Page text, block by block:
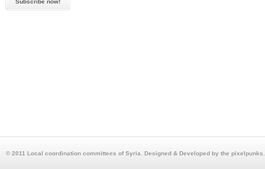
© 2011 Local coordination committees of Syria. Designed & Developed by the pixelpunks.